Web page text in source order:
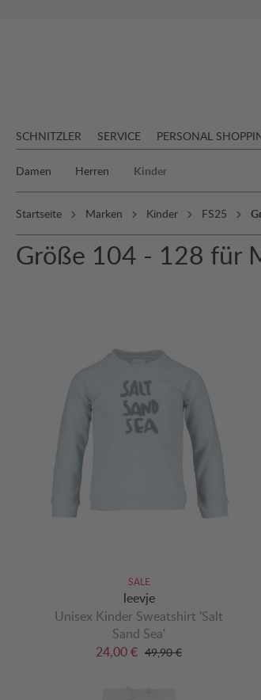
SCHNITZLER SERVICE PERSONAL
Damen Herren Kinder
Startseite Marken Kinder FS25
Größe 104 - 128 für
SALE
leevje
Unisex Kinder Sweatshirt 'Salt
Sand Sea'
24,00 € 49,90 €